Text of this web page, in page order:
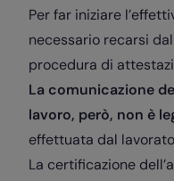
Per far iniziare
necessario recarsi
procedura di
La comunicazione
lavoro, però, non è
effettuata dal
La certificazione